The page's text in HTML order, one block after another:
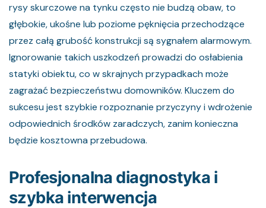
rysy skurczowe na tynku często nie budzą obaw, to
głębokie, ukośne lub poziome pęknięcia przechodzące
przez całą grubość konstrukcji są sygnałem alarmowym.
Ignorowanie takich uszkodzeń prowadzi do osłabienia
statyki obiektu, co w skrajnych przypadkach może
zagrażać bezpieczeństwu domowników. Kluczem do
sukcesu jest szybkie rozpoznanie przyczyny i wdrożenie
odpowiednich środków zaradczych, zanim konieczna
będzie kosztowna przebudowa.
Profesjonalna diagnostyka i
szybka interwencja